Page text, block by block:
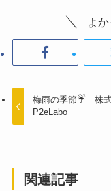
よ
梅雨の季節☔ 株
P2eLabo
関連記事